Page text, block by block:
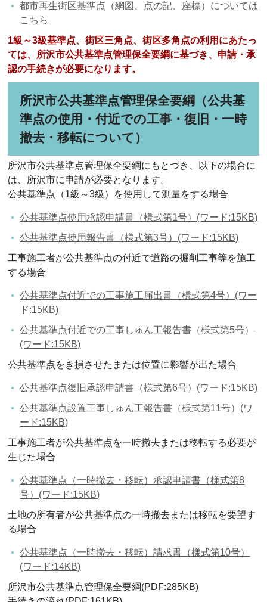
都市再生街区基準点（網図、点の記、座標）については
こちら
1級～3級基準点、街区三角点、街区多角点の利用にあたっ
ては、所沢市公共基準点管理保全要綱に基づき、申請・承
認の手続きが必要になります。
所沢市公共基準点管理保全要綱（公共基
準点の使用・付近での工事・復旧・一時
撤去・移転について）
所沢市公共基準点管理保全要綱にもとづき、以下の場合に
は、所沢市に申請が必要となります。
公共基準点（1級～3級）を使用して測量をする場合
公共基準点使用承認申請書（様式第1号）(ワード:15KB)
公共基準点使用報告書（様式第3号）(ワード:15KB)
工事施工者が公共基準点の付近で道路の掘削工事等を施工
する場合
公共基準点付近での工事施工届出書（様式第4号）(ワー
ド:15KB)
公共基準点付近での工事しゅん工報告書（様式第5号）
(ワード:15KB)
公共基準点をき損させたまたは位置に影響が出た場合
公共基準点復旧承認申請書（様式第6号）(ワード:15KB)
公共基準点設置工事しゅん工報告書（様式第11号）(ワ
ード:15KB)
工事施工者が公共基準点を一時撤去または移転する必要が
生じた場合
公共基準点（一時撤去・移転）承認申請書（様式第8
号）(ワード:15KB)
土地の所有者が公共基準点の一時撤去または移転を要望す
る場合
公共基準点（一時撤去・移転）請求書（様式第10号）
(ワード:14KB)
所沢市公共基準点管理保全要綱(PDF:285KB)